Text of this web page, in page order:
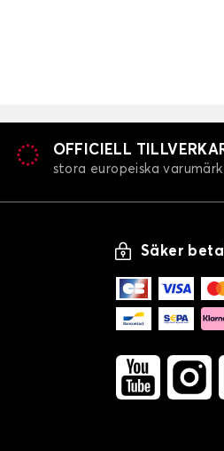
Bilmattor för ALFA ROMEO GIULIA
OFFICIELL
stora europeiska
Säker